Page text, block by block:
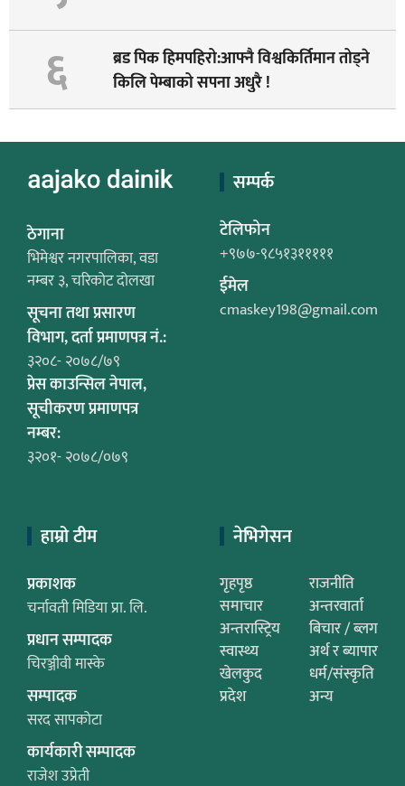
६
ब्रड पिक हिमपहिरो:आफ्नै विश्वकिर्तिमान तोड्ने
किलि पेम्बाको सपना अधुरै !
ठेगाना
भिमेश्वर नगरपालिका, वडा
नम्बर ३, चरिकोट दोलखा
सूचना तथा प्रसारण
विभाग, दर्ता प्रमाणपत्र नं.:
३२०८- २०७८/७९
प्रेस काउन्सिल नेपाल,
सूचीकरण प्रमाणपत्र
नम्बर:
३२०१- २०७८/०७९
सम्पर्क
टेलिफोन
+९७७-९८५१३१११११
ईमेल
cmaskey198@gmail.com
हाम्रो टीम
प्रकाशक
चर्नावती मिडिया प्रा. लि.
प्रधान सम्पादक
चिरञ्जीवी मास्के
सम्पादक
सरद सापकोटा
कार्यकारी सम्पादक
राजेश उप्रेती
नेभिगेसन
गृहपृष्ठ
राजनीति
समाचार
अन्तरवार्ता
अन्तरास्ट्रिय
बिचार / ब्लग
स्वास्थ्य
अर्थ र ब्यापार
खेलकुद
धर्म/संस्कृति
प्रदेश
अन्य